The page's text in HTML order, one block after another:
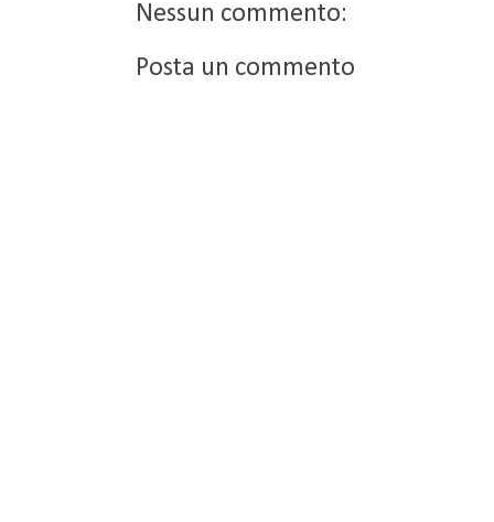
Nessun commento:
Posta un commento